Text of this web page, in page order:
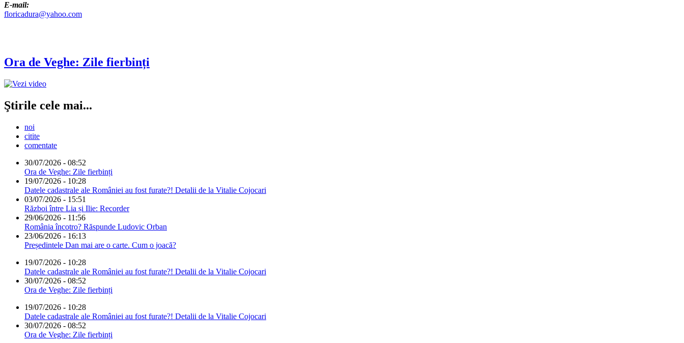
E-mail:
floricadura@yahoo.com
Ora de Veghe: Zile fierbinți
Ştirile cele mai...
noi
citite
comentate
30/07/2026 - 08:52
Ora de Veghe: Zile fierbinți
19/07/2026 - 10:28
Datele cadastrale ale României au fost furate?! Detalii de la Vitalie Cojocari
03/07/2026 - 15:51
Război între Lia și Ilie: Recorder
29/06/2026 - 11:56
România încotro? Răspunde Ludovic Orban
23/06/2026 - 16:13
Președintele Dan mai are o carte. Cum o joacă?
19/07/2026 - 10:28
Datele cadastrale ale României au fost furate?! Detalii de la Vitalie Cojocari
30/07/2026 - 08:52
Ora de Veghe: Zile fierbinți
19/07/2026 - 10:28
Datele cadastrale ale României au fost furate?! Detalii de la Vitalie Cojocari
30/07/2026 - 08:52
Ora de Veghe: Zile fierbinți